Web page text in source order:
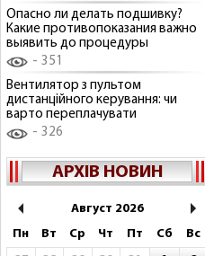
Опасно ли делать подшивку?
Какие противопоказания важно
выявить до процедуры
351
Вентилятор з пультом
дистанційного керування: чи
варто переплачувати
326
АРХІВ НОВИН
Август 2026
Пн
Вт Ср Чт Пт Сб
Вс